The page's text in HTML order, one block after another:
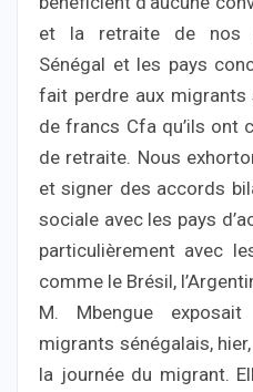
et la retraite de nos
Sénégal et les pays
fait perdre aux migrants
de francs Cfa qu’ils ont
de retraite. Nous
et signer des accords
sociale avec les pays
particulièrement avec
comme le Brésil,
M. Mbengue
migrants sénégalais,
la journée du migrant.